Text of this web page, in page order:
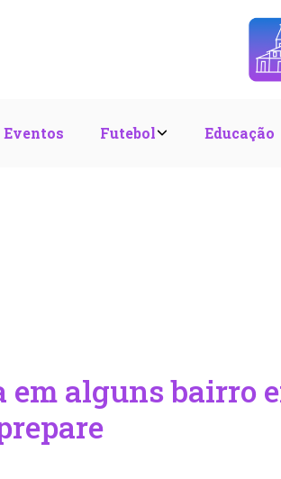
Eventos Futebol Educação
em alguns bairro